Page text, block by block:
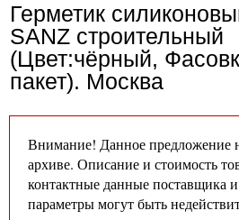
Герметик
SANZ строительный
(Цвет:чёрный,
пакет). Москва
Внимание! Данное предложение
архиве. Описание и стоимость
контактные данные поставщика
параметры могут быть